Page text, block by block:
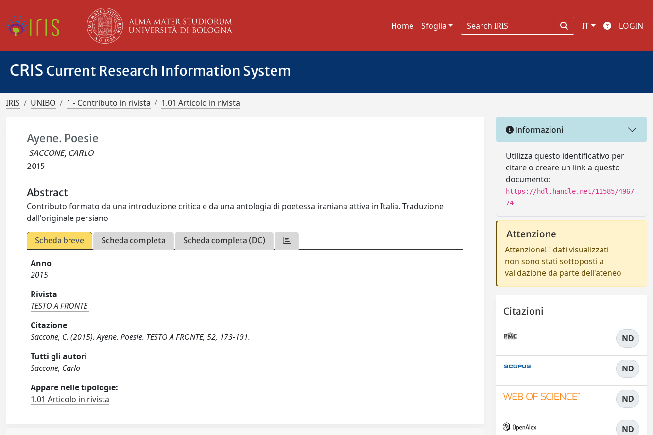
Home Sfoglia IT LOGIN
CRIS Current Research Information System
IRIS UNIBO 1 - Contributo in rivista 1.01 Articolo in rivista
Ayene. Poesie
SACCONE, CARLO
2015
Abstract
Contributo formato da una introduzione critica e da una antologia di poetessa iraniana attiva in Italia. Traduzione
dall'originale persiano
Scheda breve Scheda completa Scheda completa (DC)
Anno
2015
Rivista
TESTO A FRONTE
Citazione
Saccone, C. (2015). Ayene. Poesie. TESTO A FRONTE, 52, 173-191.
Tutti gli autori
Saccone, Carlo
Appare nelle tipologie:
1.01 Articolo in rivista
Informazioni
Utilizza questo identificativo per
citare o creare un link a questo
documento:
https://hdl.handle.net/11585/4967
74
Attenzione
Attenzione! I dati visualizzati
non sono stati sottoposti a
validazione da parte dell'ateneo
Citazioni
ND
ND
ND
ND